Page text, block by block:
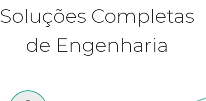
Soluções Completas
de Engenharia